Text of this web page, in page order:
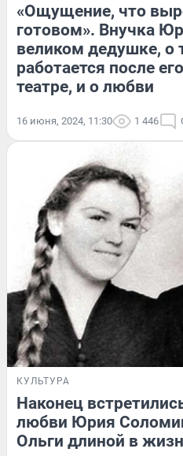
«Ощущение, что
готовом». Внучка
великом дедушке, о
работается после
театре, и о любви
16 июня, 2024, 11:30 1 446
КУЛЬТУРА
Наконец
любви Юрия
Ольги длиной в